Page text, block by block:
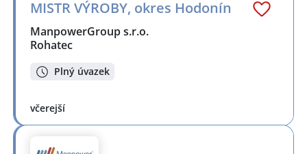
MISTR VÝROBY, okres Hodonín
ManpowerGroup s.r.o.
Rohatec
Plný úvazek
včerejší